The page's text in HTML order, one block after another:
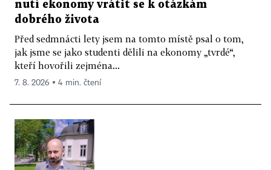
nutí ekonomy vrátit se k otázkám
dobrého života
Před sedmnácti lety jsem na tomto místě psal o tom,
jak jsme se jako studenti dělili na ekonomy „tvrdé“,
kteří hovořili zejména...
7. 8. 2026 ▪ 4 min. čtení